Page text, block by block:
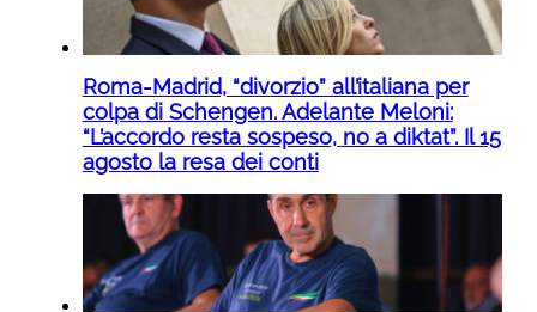
Roma-Madrid, “divorzio” all’italiana per
colpa di Schengen. Adelante Meloni:
“L’accordo resta sospeso, no a diktat”. Il 15
agosto la resa dei conti